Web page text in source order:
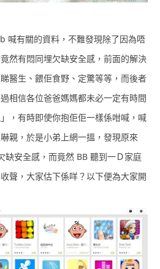
喊有關的資料，不難發現除了因為唔
然有悶同埋欠缺安全感，前面的解決
醫生、餵佢食野、定驚等等，而後者
相信各位爸爸媽媽都未必一定有時間
，有時即使你抱佢佢一樣係咁喊，喊
親，於是小弟上網一搵，發現原來
缺安全感，而竟然 BB 聽到一Ｄ家庭
聲，大家估下係咩？以下便為大家開